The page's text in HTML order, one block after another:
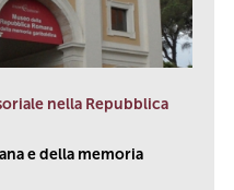
nella Repubblica
e della memoria